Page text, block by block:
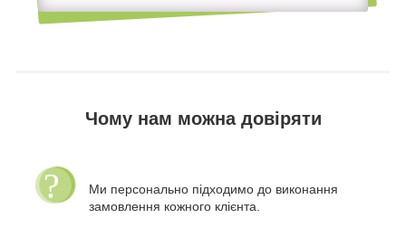
Чому нам можна довіряти
Ми персонально підходимо до виконання
замовлення кожного клієнта.